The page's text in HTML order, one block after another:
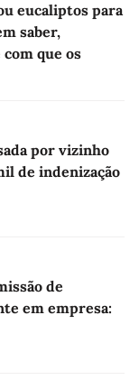
eucaliptos para
saber,
que os
por vizinho
de indenização
de
em empresa: